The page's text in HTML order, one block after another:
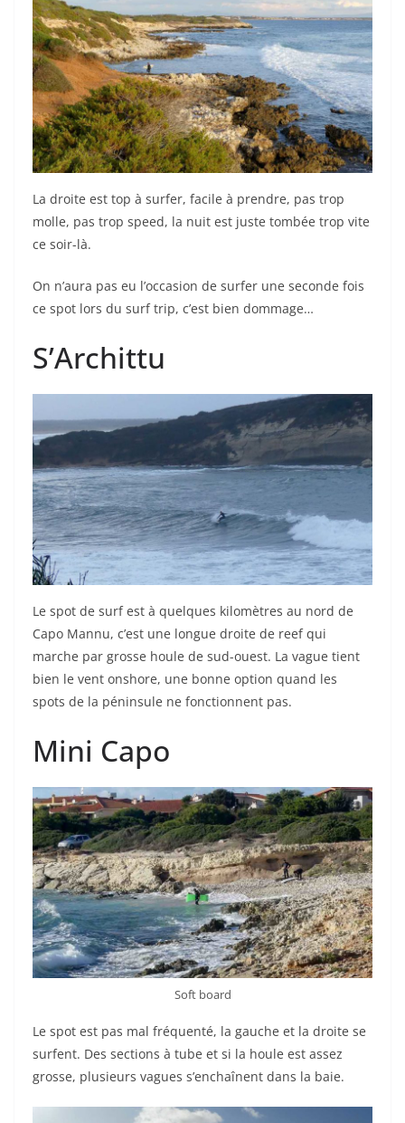
La droite est top à surfer, facile à prendre, pas trop
molle, pas trop speed, la nuit est juste tombée trop vite
ce soir-là.
On n’aura pas eu l’occasion de surfer une seconde fois
ce spot lors du surf trip, c’est bien dommage…
S’Archittu
Le spot de surf est à quelques kilomètres au nord de
Capo Mannu, c’est une longue droite de reef qui
marche par grosse houle de sud-ouest. La vague tient
bien le vent onshore, une bonne option quand les
spots de la péninsule ne fonctionnent pas.
Mini Capo
Soft board
Le spot est pas mal fréquenté, la gauche et la droite se
surfent. Des sections à tube et si la houle est assez
grosse, plusieurs vagues s’enchaînent dans la baie.